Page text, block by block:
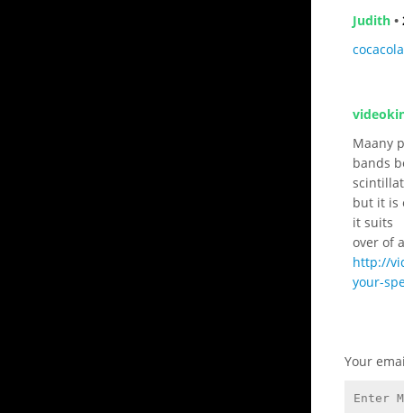
Judith•
Maany
bands
but it is
it suits
over of
http://
your-
Your